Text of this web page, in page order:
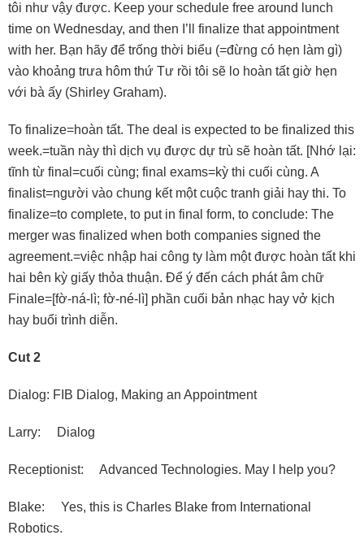
tôi như vậy được. Keep your schedule free around lunch
time on Wednesday, and then I’ll finalize that appointment
with her. Bạn hãy để trống thời biểu (=đừng có hẹn làm gì)
vào khoảng trưa hôm thứ Tư rồi tôi sẽ lo hoàn tất giờ hẹn
với bà ấy (Shirley Graham).
To finalize=hoàn tất. The deal is expected to be finalized this
week.=tuần này thì dịch vụ được dự trù sẽ hoàn tất. [Nhớ lại:
tĩnh từ final=cuối cùng; final exams=kỳ thi cuối cùng. A
finalist=người vào chung kết một cuộc tranh giải hay thi. To
finalize=to complete, to put in final form, to conclude: The
merger was finalized when both companies signed the
agreement.=việc nhập hai công ty làm một được hoàn tất khi
hai bên kỳ giấy thỏa thuận. Ðể ý đến cách phát âm chữ
Finale=[fờ-ná-lì; fờ-né-lì] phần cuối bản nhạc hay vở kịch
hay buổi trình diễn.
Cut 2
Dialog: FIB Dialog, Making an Appointment
Larry: Dialog
Receptionist: Advanced Technologies. May I help you?
Blake: Yes, this is Charles Blake from International
Robotics.